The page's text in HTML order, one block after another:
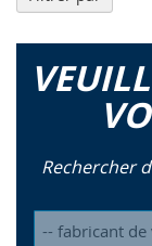
Rechercher